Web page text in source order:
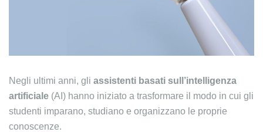
Negli ultimi anni, gli assistenti basati sull’intelligenza
artificiale (AI) hanno iniziato a trasformare il modo in cui gli
studenti imparano, studiano e organizzano le proprie
conoscenze.